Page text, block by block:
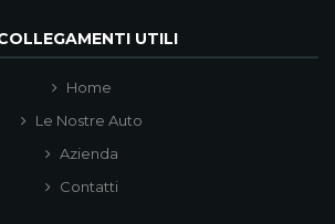
UTILI
Home
Le Nostre Auto
Azienda
Contatti